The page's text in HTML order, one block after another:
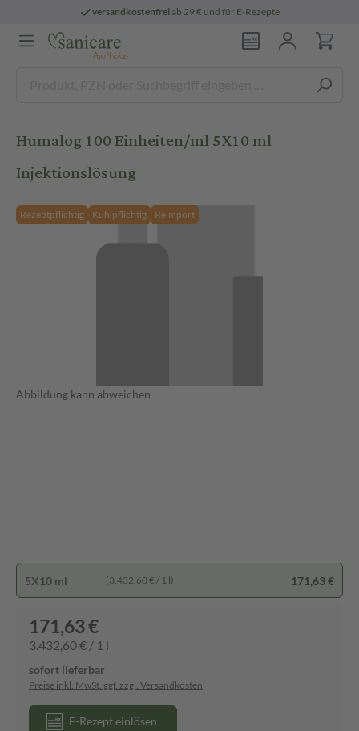
versandkostenfreiab 29 € und für E-Rezepte
Humalog 100 Einheiten/ml 5X10 ml
Injektionslösung
Rezeptpflichtig Kühlpflichtig Reimport
Abbildung kann abweichen
5X10 ml (3.432,60 € / 1 l) 171,63 €
171,63 €
3.432,60 € / 1 l
sofort lieferbar
Preise inkl. MwSt. ggf. zzgl. Versandkosten
E-Rezept einlösen